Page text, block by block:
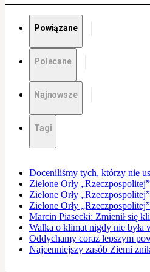
Powiązane
Polecane
Najnowsze
Tagi
Doceniliśmy tych, którzy nie
Zielone Orły
Zielone Orły
Zielone Orły
Marcin Piasecki: Zmienił się
Walka o klimat nigdy nie była
Oddychamy coraz lepszym
Najcenniejszy zasób Ziemi